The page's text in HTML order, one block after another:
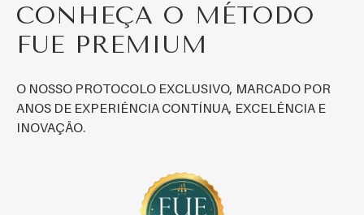
CONHEÇA O MÉTODO
FUE PREMIUM
O NOSSO PROTOCOLO EXCLUSIVO, MARCADO POR
ANOS DE EXPERIÊNCIA CONTÍNUA, EXCELÊNCIA E
INOVAÇÃO.